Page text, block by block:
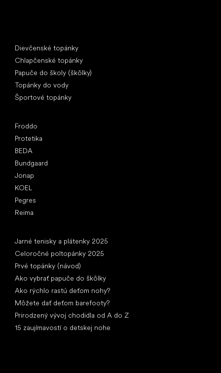
Dievčenské topánky
Chlapčenské topánky
Papuče do školy (škôlky)
Topánky do vody
Športové topánky
Froddo
Protetika
BEDA
Bundgaard
Jonap
KOEL
Pegres
Reima
Jarné tenisky a plátenky 2025
Celoročné poltopánky 2025
Prvé topánky (návod)
Ako vybrať papuče do škôlky
Ako rýchlo rastú deťom nohy?
Môžete dať deťom barefooty?
Prirodzený vývoj chodidla od A do Z
15 zaujímavostí o detskej nohe